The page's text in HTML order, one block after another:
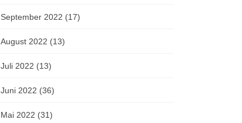
September 2022 (17)
August 2022 (13)
Juli 2022 (13)
Juni 2022 (36)
Mai 2022 (31)